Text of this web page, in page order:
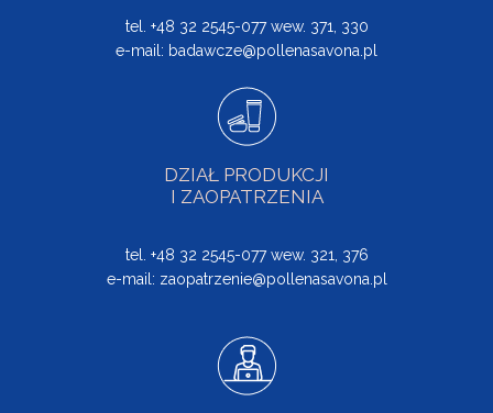
tel. +48 32 2545-077 wew. 371, 330
e-mail: badawcze@pollenasavona.pl
DZIAŁ PRODUKCJI
I ZAOPATRZENIA
tel. +48 32 2545-077 wew. 321, 376
e-mail: zaopatrzenie@pollenasavona.pl